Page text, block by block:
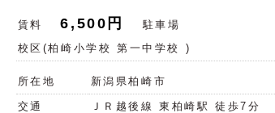
賃料 6,500円
駐車場
校区(柏崎小学校 第一中学校 )
所在地 新潟県柏崎市
交通 ＪＲ越後線 東柏崎駅 徒歩7分